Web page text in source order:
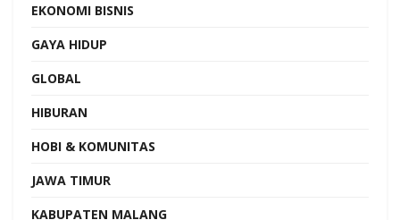
EKONOMI BISNIS
GAYA HIDUP
GLOBAL
HIBURAN
HOBI & KOMUNITAS
JAWA TIMUR
KABUPATEN MALANG